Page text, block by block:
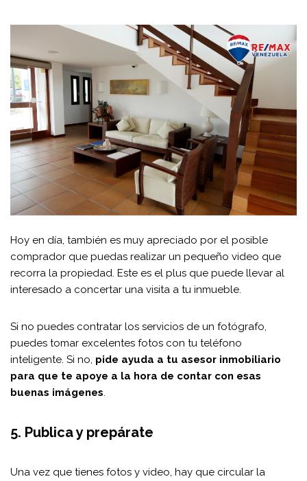
Hoy en día, también es muy apreciado por el posible
comprador que puedas realizar un pequeño video que
recorra la propiedad. Este es el plus que puede llevar al
interesado a concertar una visita a tu inmueble.
Si no puedes contratar los servicios de un fotógrafo,
puedes tomar excelentes fotos con tu teléfono
inteligente. Si no, pide ayuda a tu asesor inmobiliario
para que te apoye a la hora de contar con esas
buenas imágenes.
5. Publica y prepárate
Una vez que tienes fotos y video, hay que circular la